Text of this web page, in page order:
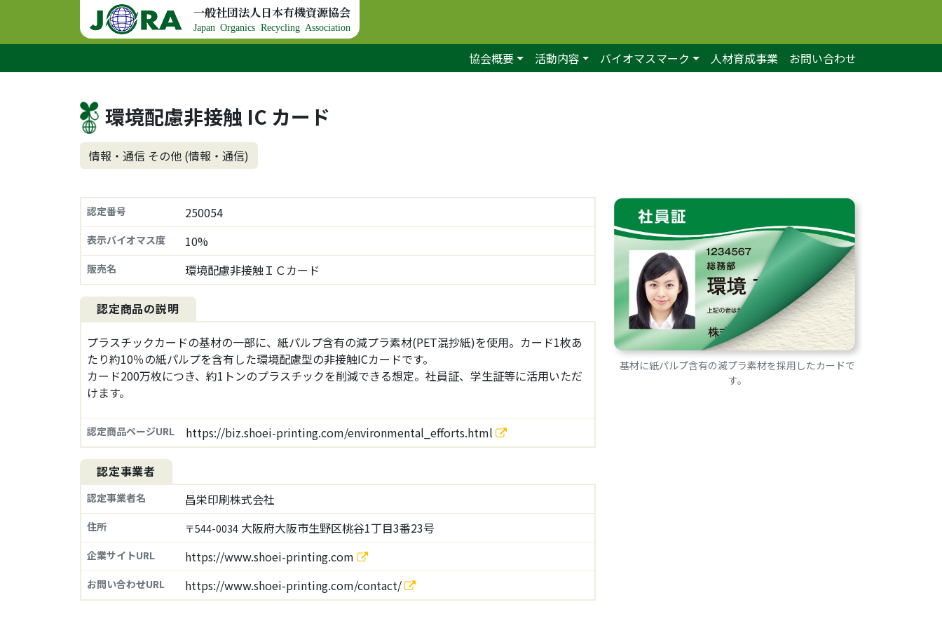
コンテンツへスキップ
メインナビゲーション
一般社団法人日本有機資源協会
Japan Organics Recycling Association
協会概要 活動内容 バイオマスマーク 人材育成事業 お問い合わせ
環境配慮非接触 IC カード
情報・通信 その他 (情報・通信)
認定番号 250054
表示バイオマス度 10%
販売名 環境配慮非接触ＩＣカード
認定商品の説明
プラスチックカードの基材の一部に、紙パルプ含有の減プラ素材(PET混抄紙)を使用。カード1枚あ
たり約10％の紙パルプを含有した環境配慮型の非接触ICカードです。
カード200万枚につき、約1トンのプラスチックを削減できる想定。社員証、学生証等に活用いただ
けます。
認定商品ページURL https://biz.shoei-printing.com/environmental_efforts.html
認定事業者
認定事業者名 昌栄印刷株式会社
住所 〒544-0034 大阪府大阪市生野区桃谷1丁目3番23号
企業サイトURL https://www.shoei-printing.com
お問い合わせURL https://www.shoei-printing.com/contact/
基材に紙パルプ含有の減プラ素材を採用したカードで
す。